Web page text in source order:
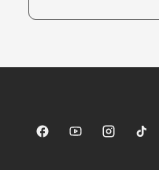
Sparkasse auf Facebook
Sparkasse auf
Sparkasse